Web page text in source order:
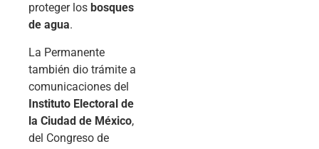
proteger los bosques
de agua.
La Permanente
también dio trámite a
comunicaciones del
Instituto Electoral de
la Ciudad de México,
del Congreso de